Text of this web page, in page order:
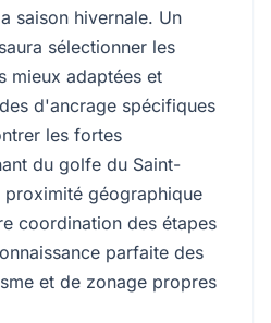
saison hivernale. Un
sélectionner les
mieux adaptées et
d'ancrage spécifiques
les fortes
du golfe du Saint-
proximité géographique
coordination des étapes
parfaite des
et de zonage propres